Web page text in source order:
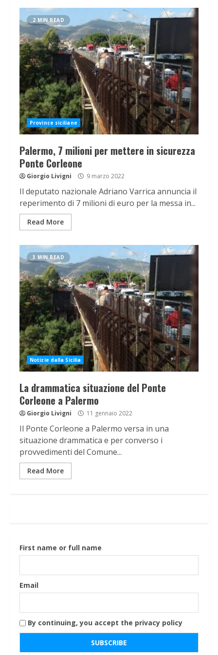
2 MIN READ
Province siciliane
Palermo, 7 milioni per mettere in sicurezza
Ponte Corleone
Giorgio Livigni 9 marzo 2022
Il deputato nazionale Adriano Varrica annuncia il
reperimento di 7 milioni di euro per la messa in...
Read More
3 MIN READ
Notizie dalla Sicilia
La drammatica situazione del Ponte
Corleone a Palermo
Giorgio Livigni 11 gennaio 2022
Il Ponte Corleone a Palermo versa in una
situazione drammatica e per converso i
provvedimenti del Comune...
Read More
First name or full name
Email
By continuing, you accept the privacy policy